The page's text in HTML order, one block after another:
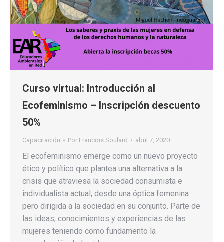
Curso virtual: Introducción al
Ecofeminismo – Inscripción descuento
50%
Capacitación Por Francois Soulard abril 7, 2020
El ecofeminismo emerge como un nuevo proyecto
ético y político que plantea una alternativa a la
crisis que atraviesa la sociedad consumista e
individualista actual, desde una óptica femenina
pero dirigida a la sociedad en su conjunto. Parte de
las ideas, conocimientos y experiencias de las
mujeres teniendo como fundamento la